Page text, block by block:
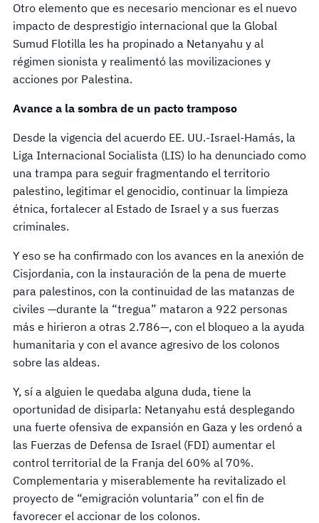
Otro elemento que es necesario mencionar es el nuevo
impacto de desprestigio internacional que la Global
Sumud Flotilla les ha propinado a Netanyahu y al
régimen sionista y realimentó las movilizaciones y
acciones por Palestina.
Avance a la sombra de un pacto tramposo
Desde la vigencia del acuerdo EE. UU.-Israel-Hamás, la
Liga Internacional Socialista (LIS) lo ha denunciado como
una trampa para seguir fragmentando el territorio
palestino, legitimar el genocidio, continuar la limpieza
étnica, fortalecer al Estado de Israel y a sus fuerzas
criminales.
Y eso se ha confirmado con los avances en la anexión de
Cisjordania, con la instauración de la pena de muerte
para palestinos, con la continuidad de las matanzas de
civiles —durante la “tregua” mataron a 922 personas
más e hirieron a otras 2.786—, con el bloqueo a la ayuda
humanitaria y con el avance agresivo de los colonos
sobre las aldeas.
Y, sí a alguien le quedaba alguna duda, tiene la
oportunidad de disiparla: Netanyahu está desplegando
una fuerte ofensiva de expansión en Gaza y les ordenó a
las Fuerzas de Defensa de Israel (FDI) aumentar el
control territorial de la Franja del 60% al 70%.
Complementaria y miserablemente ha revitalizado el
proyecto de “emigración voluntaria” con el fin de
favorecer el accionar de los colonos.